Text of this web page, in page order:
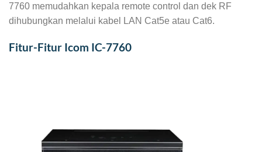
7760 memudahkan kepala remote control dan dek RF
dihubungkan melalui kabel LAN Cat5e atau Cat6.
Fitur-Fitur Icom IC-7760